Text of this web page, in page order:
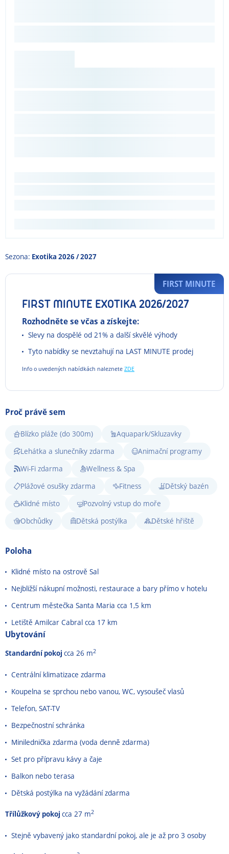
Sezona: Exotika 2026 / 2027
FIRST MINUTE EXOTIKA 2026/2027
Rozhodněte se včas a získejte:
Slevy na dospělé od 21% a další skvělé výhody
Tyto nabídky se nevztahují na LAST MINUTE prodej
Info o uvedených nabídkách naleznete ZDE
FIRST MINUTE
Proč právě sem
Blízko pláže (do 300m)
Aquapark/Skluzavky
Lehátka a slunečníky zdarma
Animační programy
Wi-Fi zdarma
Wellness & Spa
Plážové osušky zdarma
Fitness
Dětský bazén
Klidné místo
Pozvolný vstup do moře
Obchůdky
Dětská postýlka Dětské hřiště
Poloha
Klidné místo na ostrově Sal
Nejbližší nákupní možnosti, restaurace a bary přímo v hotelu
Centrum městečka Santa Maria cca 1,5 km
Letiště Amilcar Cabral cca 17 km
Ubytování
Standardní pokoj cca 26 m2
Centrální klimatizace zdarma
Koupelna se sprchou nebo vanou, WC, vysoušeč vlasů
Telefon, SAT-TV
Bezpečnostní schránka
Minilednička zdarma (voda denně zdarma)
Set pro přípravu kávy a čaje
Balkon nebo terasa
Dětská postýlka na vyžádání zdarma
Třílůžkový pokoj cca 27 m2
Stejně vybavený jako standardní pokoj, ale je až pro 3 osoby